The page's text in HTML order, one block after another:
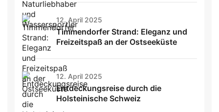
12. April 2025
Timmendorfer Strand: Eleganz und
Freizeitspaß an der Ostseeküste
12. April 2025
Entdeckungsreise durch die
Holsteinische Schweiz